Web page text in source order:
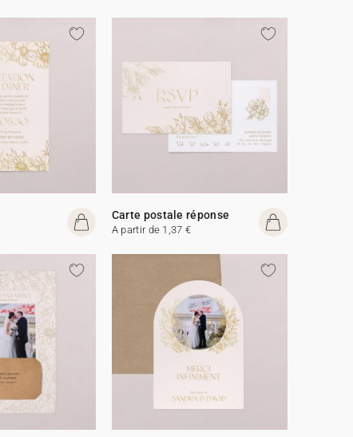
Carte postale réponse
A partir de 1,37 €